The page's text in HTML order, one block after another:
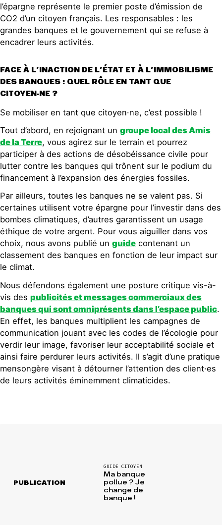
l’épargne représente le premier poste d’émission de
CO2 d’un citoyen français. Les responsables : les
grandes banques et le gouvernement qui se refuse à
encadrer leurs activités.
FACE À L’INACTION DE L’ÉTAT ET À L’IMMOBILISME
DES BANQUES : QUEL RÔLE EN TANT QUE
CITOYEN·NE ?
Se mobiliser en tant que citoyen·ne, c’est possible !
Tout d’abord, en rejoignant un groupe local des Amis
de la Terre, vous agirez sur le terrain et pourrez
participer à des actions de désobéissance civile pour
lutter contre les banques qui trônent sur le podium du
financement à l’expansion des énergies fossiles.
Par ailleurs, toutes les banques ne se valent pas. Si
certaines utilisent votre épargne pour l’investir dans des
bombes climatiques, d’autres garantissent un usage
éthique de votre argent. Pour vous aiguiller dans vos
choix, nous avons publié un guide contenant un
classement des banques en fonction de leur impact sur
le climat.
Nous défendons également une posture critique vis-à-
vis des publicités et messages commerciauxdes
banquesqui sont omniprésents dans l’espace public.
En effet, les banques multiplient les campagnes de
communication jouant avec les codes de l’écologie pour
verdir leur image, favoriser leur acceptabilité sociale et
ainsi faire perdurer leurs activités. Il s’agit d’une pratique
mensongère visant à détourner l’attention des client·es
de leurs activités éminemment climaticides.
PUBLICATION
GUIDE CITOYEN
Ma banque
pollue ? Je
change de
banque !